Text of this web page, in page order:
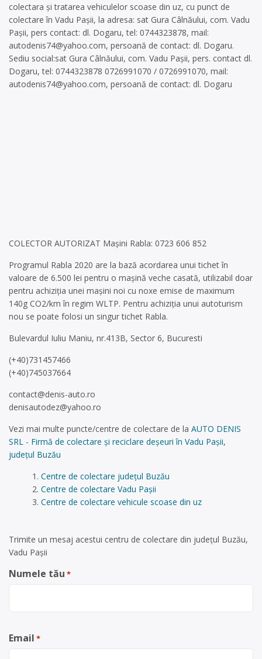
colectara și tratarea vehiculelor scoase din uz, cu punct de
colectare în Vadu Pașii, la adresa: sat Gura Câlnăului, com. Vadu
Pașii, pers contact: dl. Dogaru, tel: 0744323878, mail:
autodenis74@yahoo.com, persoană de contact: dl. Dogaru.
Sediu social:sat Gura Câlnăului, com. Vadu Pașii, pers. contact dl.
Dogaru, tel: 0744323878 0726991070 / 0726991070, mail:
autodenis74@yahoo.com, persoană de contact: dl. Dogaru
COLECTOR AUTORIZAT Mașini Rabla: 0723 606 852
Programul Rabla 2020 are la bază acordarea unui tichet în
valoare de 6.500 lei pentru o mașină veche casată, utilizabil doar
pentru achiziția unei mașini noi cu noxe emise de maximum
140g CO2/km în regim WLTP. Pentru achiziția unui autoturism
nou se poate folosi un singur tichet Rabla.
Bulevardul Iuliu Maniu, nr.413B, Sector 6, Bucuresti
(+40)731457466
(+40)745037664
contact@denis-auto.ro
denisautodez@yahoo.ro
Vezi mai multe puncte/centre de colectare de la AUTO DENIS
SRL - Firmă de colectare și reciclare deșeuri în Vadu Pașii,
județul Buzău
Centre de colectare județul Buzău
Centre de colectare Vadu Pașii
Centre de colectare vehicule scoase din uz
Trimite un mesaj acestui centru de colectare din județul Buzău,
Vadu Pașii
Numele tău *
Email *